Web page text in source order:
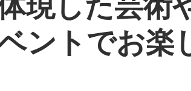
ントでお楽